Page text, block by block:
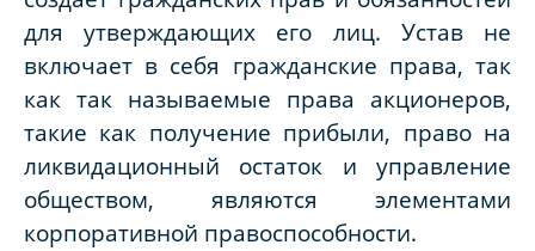
для утверждающих его лиц. Устав не
включает в себя гражданские права, так
как так называемые права акционеров,
такие как получение прибыли, право на
ликвидационный остаток и управление
обществом, являются элементами
корпоративной правоспособности.